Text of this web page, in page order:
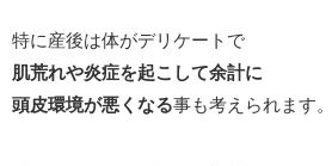
特に産後は体がデリケートで
肌荒れや炎症を起こして余計に
頭皮環境が悪くなる事も考えられます。